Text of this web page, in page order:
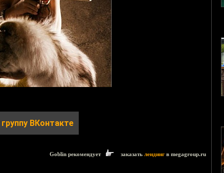
группу ВКонтакте
Goblin рекомендует заказать лендинг в megagroup.ru